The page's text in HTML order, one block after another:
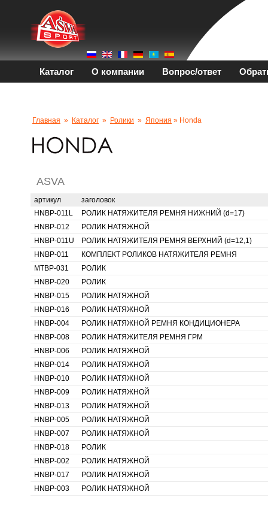
Каталог О компании Вопрос/ответ
Главная » Каталог » Ролики » Япония » Honda
ASVA
артикул
заголовок
HNBP-011L
РОЛИК НАТЯЖИТЕЛЯ РЕМНЯ НИЖНИЙ (d=17)
HNBP-012
РОЛИК НАТЯЖНОЙ
HNBP-011U
РОЛИК НАТЯЖИТЕЛЯ РЕМНЯ ВЕРХНИЙ (d=12,1)
HNBP-011
КОМПЛЕКТ РОЛИКОВ НАТЯЖИТЕЛЯ РЕМНЯ
MTBP-031
РОЛИК
HNBP-020
РОЛИК
HNBP-015
РОЛИК НАТЯЖНОЙ
HNBP-016
РОЛИК НАТЯЖНОЙ
HNBP-004
РОЛИК НАТЯЖНОЙ РЕМНЯ КОНДИЦИОНЕРА
HNBP-008
РОЛИК НАТЯЖИТЕЛЯ РЕМНЯ ГРМ
HNBP-006
РОЛИК НАТЯЖНОЙ
HNBP-014
РОЛИК НАТЯЖНОЙ
HNBP-010
РОЛИК НАТЯЖНОЙ
HNBP-009
РОЛИК НАТЯЖНОЙ
HNBP-013
РОЛИК НАТЯЖНОЙ
HNBP-005
РОЛИК НАТЯЖНОЙ
HNBP-007
РОЛИК НАТЯЖНОЙ
HNBP-018
РОЛИК
HNBP-002
РОЛИК НАТЯЖНОЙ
HNBP-017
РОЛИК НАТЯЖНОЙ
HNBP-003
РОЛИК НАТЯЖНОЙ